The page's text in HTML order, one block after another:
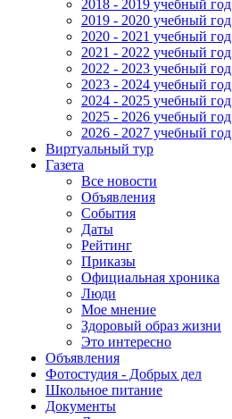
2018 - 2019 учебный год
2019 - 2020 учебный год
2020 - 2021 учебный год
2021 - 2022 учебный год
2022 - 2023 учебный год
2023 - 2024 учебный год
2024 - 2025 учебный год
2025 - 2026 учебный год
2026 - 2027 учебный год
Виртуальный тур
Газета
Все новости
Объявления
События
Даты
Рейтинг
Приказы
Официальная хроника
Люди
Мое мнение
Здоровый образ жизни
Это интересно
Объявления
Фотостудия - Добрых дел
Школьное питание
Документы